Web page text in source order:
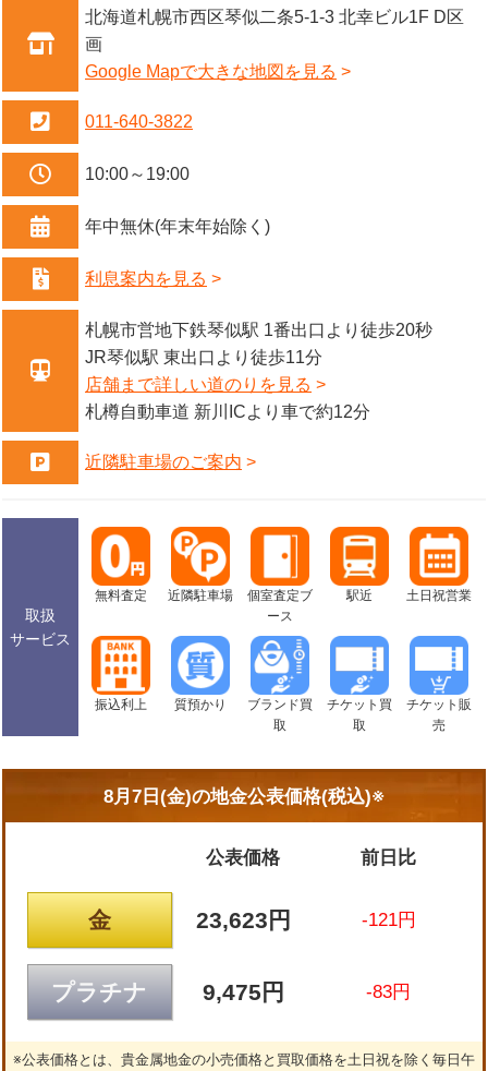
北海道札幌市西区琴似二条5-1-3 北幸ビル1F D区
画
Google Mapで大きな地図を見る
011-640-3822
10:00～19:00
年中無休(年末年始除く)
利息案内を見る
札幌市営地下鉄琴似駅 1番出口より徒歩20秒
JR琴似駅 東出口より徒歩11分
店舗まで詳しい道のりを見る
札樽自動車道 新川ICより車で約12分
近隣駐車場のご案内
取扱
サービス
無料査定 近隣駐車場
個室査定ブ
ース
駅近 土日祝営業
振込利上 質預かり
ブランド買
取
チケット買
取
チケット販
売
8月7日(金)の地金公表価格(税込)※
公表価格 前日比
金 23,623円 -121円
プラチナ 9,475円 -83円
※公表価格とは、貴金属地金の小売価格と買取価格を土日祝を除く毎日午